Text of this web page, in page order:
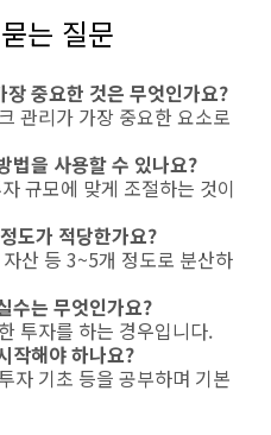
는 질문
중요한 것은 무엇인가요?
관리가 가장 중요한 요소로
법을 사용할 수 있나요?
규모에 맞게 조절하는 것이
도가 적당한가요?
산 등 3~5개 정도로 분산하
수는 무엇인가요?
투자를 하는 경우입니다.
작해야 하나요?
자 기초 등을 공부하며 기본